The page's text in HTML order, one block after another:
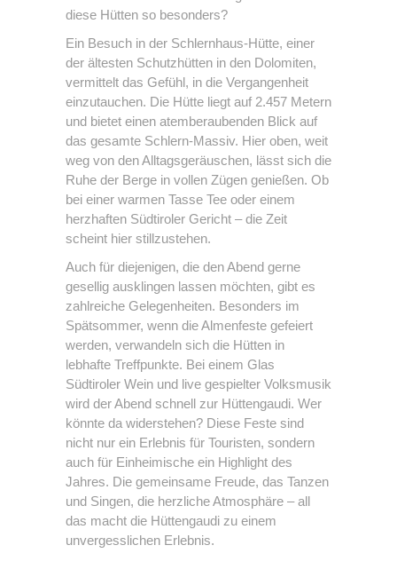
diese Hütten so besonders?
Ein Besuch in der Schlernhaus-Hütte, einer
der ältesten Schutzhütten in den Dolomiten,
vermittelt das Gefühl, in die Vergangenheit
einzutauchen. Die Hütte liegt auf 2.457 Metern
und bietet einen atemberaubenden Blick auf
das gesamte Schlern-Massiv. Hier oben, weit
weg von den Alltagsgeräuschen, lässt sich die
Ruhe der Berge in vollen Zügen genießen. Ob
bei einer warmen Tasse Tee oder einem
herzhaften Südtiroler Gericht – die Zeit
scheint hier stillzustehen.
Auch für diejenigen, die den Abend gerne
gesellig ausklingen lassen möchten, gibt es
zahlreiche Gelegenheiten. Besonders im
Spätsommer, wenn die Almenfeste gefeiert
werden, verwandeln sich die Hütten in
lebhafte Treffpunkte. Bei einem Glas
Südtiroler Wein und live gespielter Volksmusik
wird der Abend schnell zur Hüttengaudi. Wer
könnte da widerstehen? Diese Feste sind
nicht nur ein Erlebnis für Touristen, sondern
auch für Einheimische ein Highlight des
Jahres. Die gemeinsame Freude, das Tanzen
und Singen, die herzliche Atmosphäre – all
das macht die Hüttengaudi zu einem
unvergesslichen Erlebnis.